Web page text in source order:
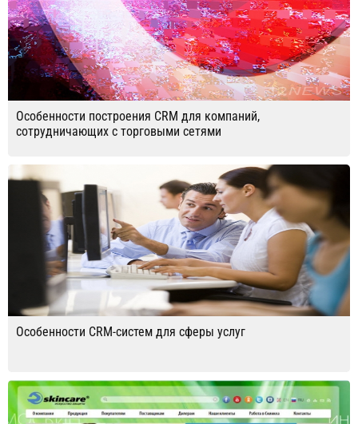
Особенности построения CRM для компаний,
сотрудничающих с торговыми сетями
Особенности CRM-систем для сферы услуг